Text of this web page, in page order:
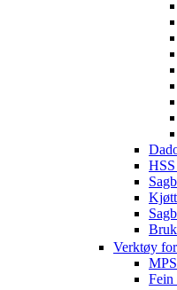
Verktøy
Fein